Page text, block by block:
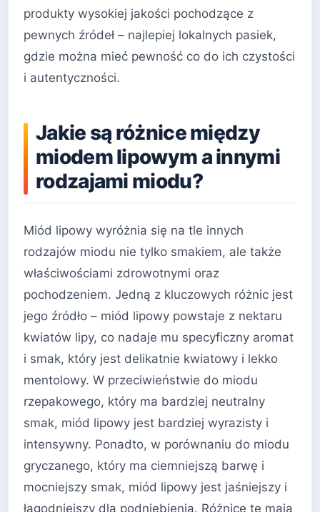
produkty wysokiej jakości pochodzące z
pewnych źródeł – najlepiej lokalnych pasiek,
gdzie można mieć pewność co do ich czystości
i autentyczności.
Jakie są różnice między
miodem lipowym a innymi
rodzajami miodu?
Miód lipowy wyróżnia się na tle innych
rodzajów miodu nie tylko smakiem, ale także
właściwościami zdrowotnymi oraz
pochodzeniem. Jedną z kluczowych różnic jest
jego źródło – miód lipowy powstaje z nektaru
kwiatów lipy, co nadaje mu specyficzny aromat
i smak, który jest delikatnie kwiatowy i lekko
mentolowy. W przeciwieństwie do miodu
rzepakowego, który ma bardziej neutralny
smak, miód lipowy jest bardziej wyrazisty i
intensywny. Ponadto, w porównaniu do miodu
gryczanego, który ma ciemniejszą barwę i
mocniejszy smak, miód lipowy jest jaśniejszy i
łagodniejszy dla podniebienia. Różnice te mają